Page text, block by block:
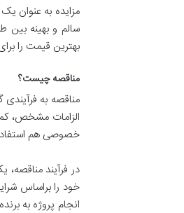
مزایده به عنوان
سالم و بهینه بین
بهترین قیمت را
مناقصه چیست؟
مناقصه به
الزامات مشخص،
خصوصی هم استفاده
در فرآیند
خود را براساس
انجام پروژه به